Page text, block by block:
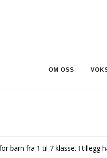
OM OSS
barn fra 1 til 7 klasse. I tillegg